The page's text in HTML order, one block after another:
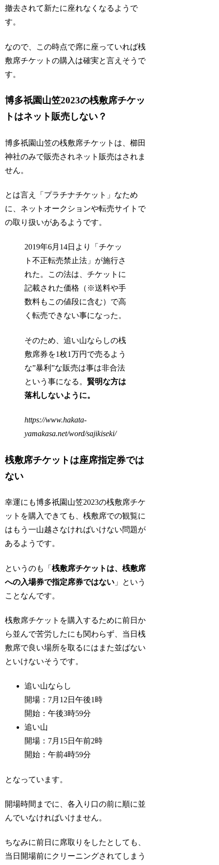
撤去されて新たに座れなくなるようで
す。
なので、この時点で席に座っていれば桟
敷席チケットの購入は確実と言えそうで
す。
博多祇園山笠2023の桟敷席チケッ
トはネット販売しない？
博多祇園山笠の桟敷席チケットは、櫛田
神社のみで販売されネット販売はされま
せん。
とは言え「プラチナチケット」なため
に、ネットオークションや転売サイトで
の取り扱いがあるようです。
2019年6月14日より「チケッ
ト不正転売禁止法」が施行さ
れた。この法は、チケットに
記載された価格（※送料や手
数料もこの値段に含む）で高
く転売できない事になった。
そのため、追い山ならしの桟
敷席券を1枚1万円で売るよう
な”暴利”な販売は事は非合法
という事になる。 賢明な方は
落札しないように。
https://www.hakata-
yamakasa.net/word/sajikiseki/
桟敷席チケットは座席指定券では
ない
幸運にも博多祇園山笠2023の桟敷席チケ
ットを購入できても、桟敷席での観覧に
はもう一山越さなければいけない問題が
あるようです。
というのも「桟敷席チケットは、桟敷席
への入場券で指定席券ではない 」という
ことなんです。
桟敷席チケットを購入するために前日か
ら並んで苦労したにも関わらず、当日桟
敷席で良い場所を取るにはまた並ばない
といけないそうです。
追い山ならし
開場：7月12日午後1時
開始：午後3時59分
追い山
開場：7月15日午前2時
開始：午前4時59分
となっています。
開場時間までに、各入り口の前に順に並
んでいなければいけません。
ちなみに前日に席取りをしたとしても、
当日開場前にクリーニングされてしまう